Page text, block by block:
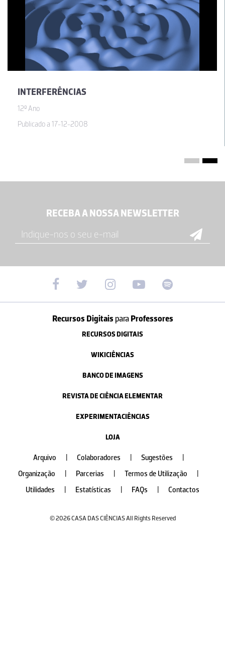
INTERFERÊNCIAS
12º Ano
Publicado a 17-12-2008
RECEBA A NOSSA NEWSLETTER
Recursos Digitais paraProfessores
RECURSOS DIGITAIS
WIKICIÊNCIAS
BANCO DE IMAGENS
REVISTA DE CIÊNCIA ELEMENTAR
EXPERIMENTACIÊNCIAS
LOJA
Arquivo Colaboradores Sugestões
Organização
Parcerias Termos de Utilização
Utilidades
Estatísticas FAQs Contactos
© 2026 CASA DAS CIÊNCIAS All Rights Reserved